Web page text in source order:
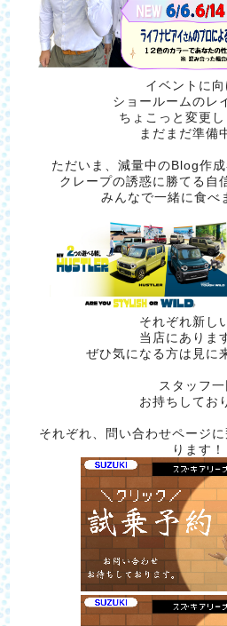
イベントに向
ショールームのレ
ちょこっと変更し
まだまだ準備
ただいま、減量中のBlog作
クレープの誘惑に勝てる自
みんなで一緒に食べ
それぞれ新し
当店にありま
ぜひ気になる方は見に
スタッフ一
お持ちしてお
それぞれ、問い合わせページ
ります！